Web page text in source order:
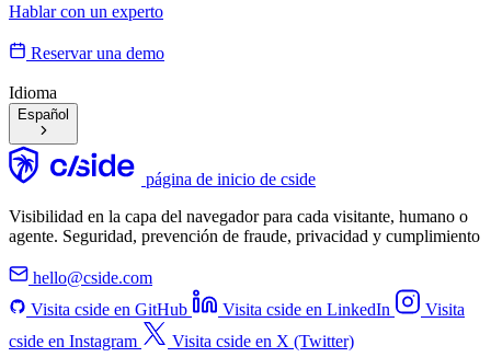
Hablar con un experto
Reservar una demo
Idioma
Español
página de inicio de cside
Visibilidad en la capa del navegador para cada visitante, humano o
agente. Seguridad, prevención de fraude, privacidad y cumplimiento
hello@cside.com
Visita cside en GitHub
Visita cside en LinkedIn
Visita
cside en Instagram
Visita cside en X (Twitter)